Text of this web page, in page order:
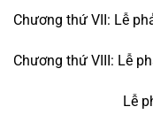
Chương thứ VII: Lễ
Chương thứ VIII: Lễ
Lễ phu phụ